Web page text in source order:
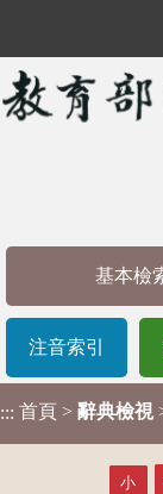
基本檢
注音索引
::: 首頁 > 辭典檢視
小